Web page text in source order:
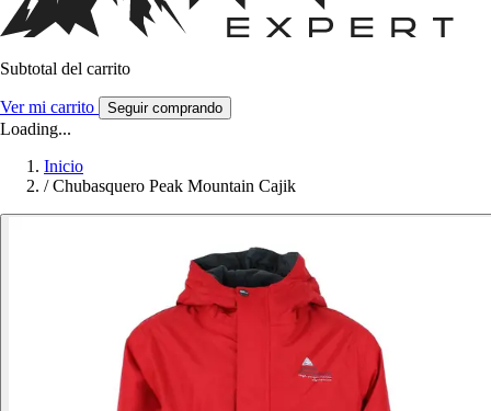
Subtotal del carrito
Ver mi carrito Seguir comprando
Loading...
Inicio
/ Chubasquero Peak Mountain Cajik